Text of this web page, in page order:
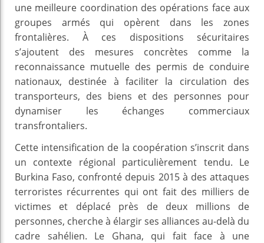
une meilleure coordination des opérations face aux
groupes armés qui opèrent dans les zones
frontalières. À ces dispositions sécuritaires
s’ajoutent des mesures concrètes comme la
reconnaissance mutuelle des permis de conduire
nationaux, destinée à faciliter la circulation des
transporteurs, des biens et des personnes pour
dynamiser les échanges commerciaux
transfrontaliers.
Cette intensification de la coopération s’inscrit dans
un contexte régional particulièrement tendu. Le
Burkina Faso, confronté depuis 2015 à des attaques
terroristes récurrentes qui ont fait des milliers de
victimes et déplacé près de deux millions de
personnes, cherche à élargir ses alliances au-delà du
cadre sahélien. Le Ghana, qui fait face à une